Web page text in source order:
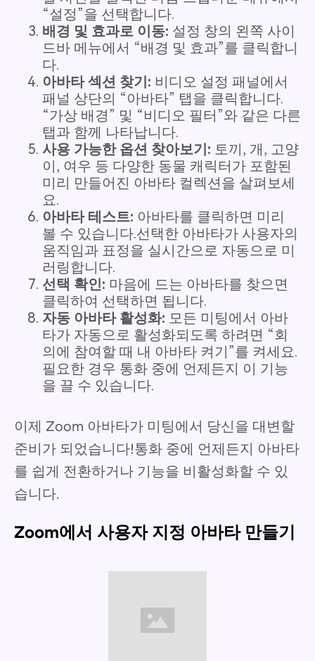
“설정”을 선택합니다.
배경 및 효과로 이동: 설정 창의 왼쪽 사이
드바 메뉴에서 “배경 및 효과”를 클릭합니
다.
아바타 섹션 찾기: 비디오 설정 패널에서
패널 상단의 “아바타” 탭을 클릭합니다.
“가상 배경” 및 “비디오 필터”와 같은 다른
탭과 함께 나타납니다.
사용 가능한 옵션 찾아보기: 토끼, 개, 고양
이, 여우 등 다양한 동물 캐릭터가 포함된
미리 만들어진 아바타 컬렉션을 살펴보세
요.
아바타 테스트: 아바타를 클릭하면 미리
볼 수 있습니다.선택한 아바타가 사용자의
움직임과 표정을 실시간으로 자동으로 미
러링합니다.
선택 확인: 마음에 드는 아바타를 찾으면
클릭하여 선택하면 됩니다.
자동 아바타 활성화: 모든 미팅에서 아바
타가 자동으로 활성화되도록 하려면 “회
의에 참여할 때 내 아바타 켜기”를 켜세요.
필요한 경우 통화 중에 언제든지 이 기능
을 끌 수 있습니다.
이제 Zoom 아바타가 미팅에서 당신을 대변할
준비가 되었습니다!통화 중에 언제든지 아바타
를 쉽게 전환하거나 기능을 비활성화할 수 있
습니다.
Zoom에서 사용자 지정 아바타 만들기